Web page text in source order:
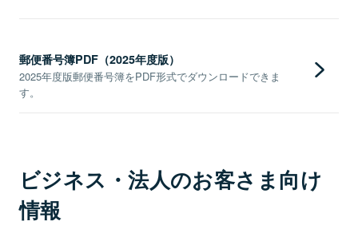
郵便番号簿PDF（2025年度版）
2025年度版郵便番号簿をPDF形式でダウンロードできま
す。
ビジネス・法人のお客さま向け
情報